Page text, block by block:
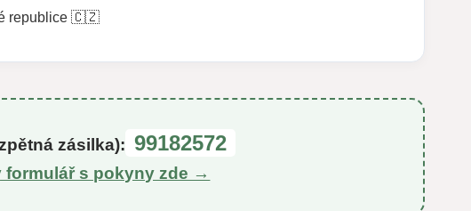
republice 🇨🇿
zásilka): 99182572
formulář s pokyny zde →